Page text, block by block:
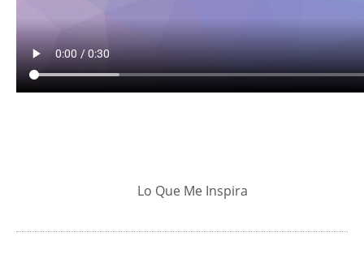
Lo Que Me Inspira